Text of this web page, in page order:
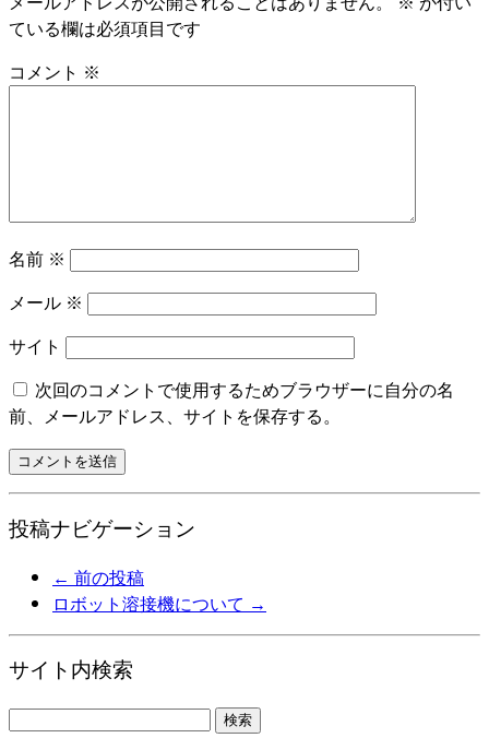
ている欄は必須項目です
コメント ※
名前 ※
メール ※
サイト
次回のコメントで使用するためブラウザーに自分の名
前、メールアドレス、サイトを保存する。
投稿ナビゲーション
← 前の投稿
ロボット溶接機について →
サイト内検索
検